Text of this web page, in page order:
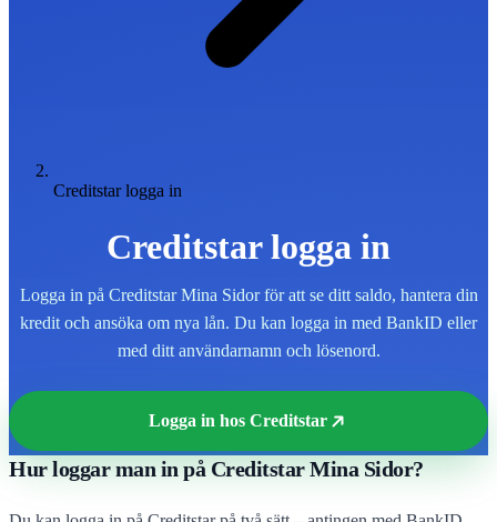
Creditstar logga in
Creditstar logga in
Logga in på Creditstar Mina Sidor för att se ditt saldo, hantera din
kredit och ansöka om nya lån. Du kan logga in med BankID eller
med ditt användarnamn och lösenord.
Logga in hos Creditstar
Hur loggar man in på Creditstar Mina Sidor?